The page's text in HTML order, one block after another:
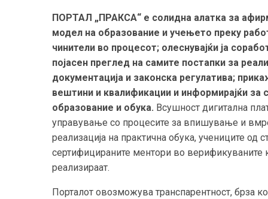
ПОРТАЛ „ПРАКСА“ е солидна алатка за
модел на образование и учењето преку
чинители во процесот; олеснувајќи ја
појасен преглед на самите постапки за
документација и законска регулатива;
вештини и квалификации и информирајќи за
образование и обука. Всушност дигитална
управување со процесите за впишување и
реализација на практична обука, учениците од
сертифицираните ментори во верификуваните
реализираат.
Порталот овозможува транспарентност, брза